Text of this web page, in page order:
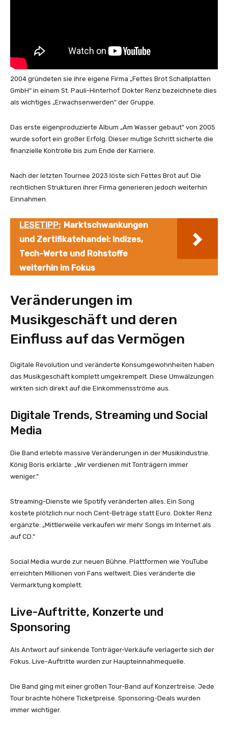
2004 gründeten sie ihre eigene Firma „Fettes Brot Schallplatten
GmbH“ in einem St. Pauli-Hinterhof. Dokter Renz bezeichnete dies
als wichtiges „Erwachsenwerden“ der Gruppe.
Das erste eigenproduzierte Album „Am Wasser gebaut“ von 2005
wurde sofort ein großer Erfolg. Dieser mutige Schritt sicherte die
finanzielle Kontrolle bis zum Ende der Karriere.
Nach der letzten Tournee 2023 löste sich Fettes Brot auf. Die
rechtlichen Strukturen ihrer Firma generieren jedoch weiterhin
Einnahmen.
LESETIPP: Marktschwankungen
und Zertifikatehandel: Indizes,
Tech-Werte und Rohstoffe
weiterhin im Fokus
Veränderungen im
Musikgeschäft und deren
Einfluss auf das Vermögen
Digitale Revolution und veränderte Konsumgewohnheiten haben
das Musikgeschäft komplett umgekrempelt. Diese Umwälzungen
wirkten sich direkt auf die Einkommensströme aus.
Digitale Trends, Streaming und Social
Media
Die Band erlebte massive Veränderungen in der Musikindustrie.
König Boris erklärte: „Wir verdienen mit Tonträgern immer
weniger.“
Streaming-Dienste wie Spotify veränderten alles. Ein Song
kostete plötzlich nur noch Cent-Beträge statt Euro. Dokter Renz
ergänzte: „Mittlerweile verkaufen wir mehr Songs im Internet als
auf CD.“
Social Media wurde zur neuen Bühne. Plattformen wie YouTube
erreichten Millionen von Fans weltweit. Dies veränderte die
Vermarktung komplett.
Live-Auftritte, Konzerte und
Sponsoring
Als Antwort auf sinkende Tonträger-Verkäufe verlagerte sich der
Fokus. Live-Auftritte wurden zur Haupteinnahmequelle.
Die Band ging mit einer großen Tour-Band auf Konzertreise. Jede
Tour brachte höhere Ticketpreise. Sponsoring-Deals wurden
immer wichtiger.